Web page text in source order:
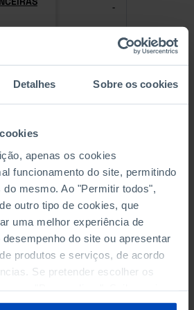
Detalhes Sobre os cookies
apenas os cookies
funcionamento do site, permitindo
mesmo. Ao "Permitir todos",
outro tipo de cookies, que
uma melhor experiência de
do site ou apresentar
produtos e serviços, de acordo
Se pretender escolher os
da gestão de preferências ou da
-
- -
DAS
DAS
-